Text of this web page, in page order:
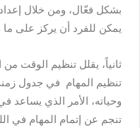
بشكل فعّال، ومن خلال إعداد
يمكن للفرد أن يركز على
ثانياً، يقلل تنظيم الوقت
تنظيم المهام في جدول
وحياته، الأمر الذي يساعد
تنجم عن إتمام المهام في